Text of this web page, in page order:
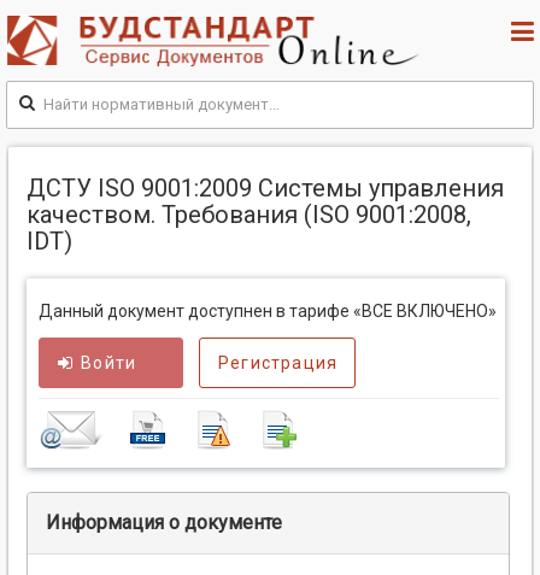
ДСТУ ISO 9001:2009 Системы управления
качеством. Требования (ISO 9001:2008,
IDT)
Данный документ доступнен в тарифе «ВСЕ ВКЛЮЧЕНО»
Войти Регистрация
Информация о документе